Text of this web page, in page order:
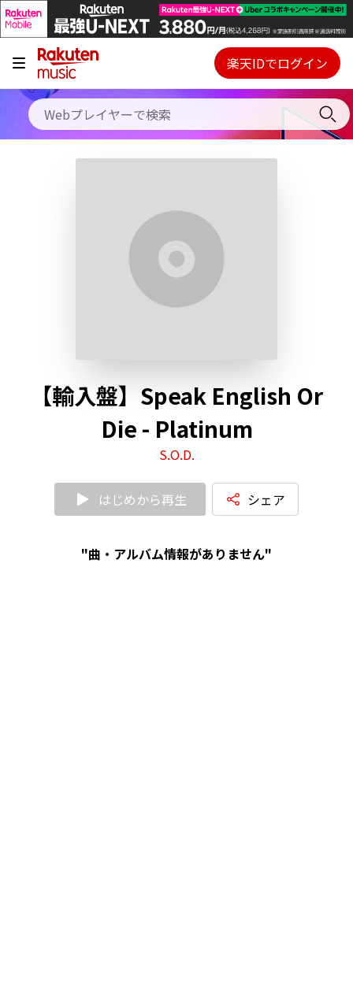
キャンペーン
料金プラン
使い方
Webプレイヤー
ご契約内容の確認・変更
楽天IDでログイン
【輸入盤】Speak English Or
Die - Platinum
S.O.D.
はじめから再生 シェア
"曲・アルバム情報がありません"